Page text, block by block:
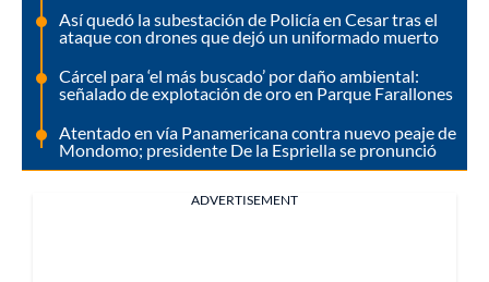
Así quedó la subestación de Policía en Cesar tras el
ataque con drones que dejó un uniformado muerto
Cárcel para ‘el más buscado’ por daño ambiental:
señalado de explotación de oro en Parque Farallones
Atentado en vía Panamericana contra nuevo peaje de
Mondomo; presidente De la Espriella se pronunció
ADVERTISEMENT